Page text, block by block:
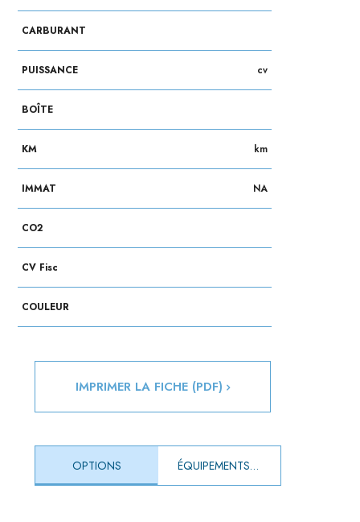
CARBURANT
PUISSANCE cv
BOÎTE
KM km
IMMAT NA
CO2
CV Fisc
COULEUR
IMPRIMER LA FICHE (PDF)
OPTIONS ÉQUIPEMENTS DE SÉRIE